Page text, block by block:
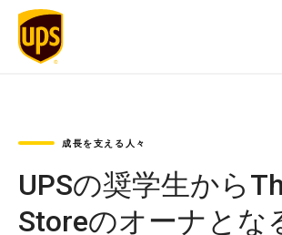
成長を支える人々
UPSの奨学生から
Storeのオーナとな